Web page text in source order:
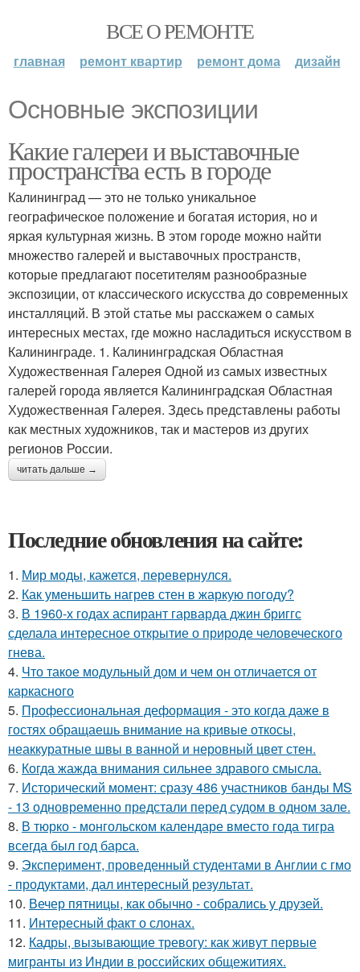
ВСЕ О РЕМОНТЕ
главная ремонт квартир ремонт дома дизайн
Основные экспозиции
Какие галереи и выставочные
пространства есть в городе
Калининград — это не только уникальное
географическое положение и богатая история, но и
яркая культурная жизнь. В этом городе можно найти
множество галерей и выставочных пространств,
которые предлагают посетителям разнообразные
экспозиции, от классического искусства до современных
инсталляций. В этой статье мы расскажем о самых
интересных местах, где можно насладиться искусством в
Калининграде. 1. Калининградская Областная
Художественная Галерея Одной из самых известных
галерей города является Калининградская Областная
Художественная Галерея. Здесь представлены работы
как местных художников, так и мастеров из других
регионов России.
читать дальше →
Последние обновления на сайте:
1. Мир моды, кажется, перевернулся.
2. Как уменьшить нагрев стен в жаркую погоду?
3. В 1960-х годах аспирант гарварда джин бриггс
сделала интересное открытие о природе человеческого
гнева.
4. Что такое модульный дом и чем он отличается от
каркасного
5. Профессиональная деформация - это когда даже в
гостях обращаешь внимание на кривые откосы,
неаккуратные швы в ванной и неровный цвет стен.
6. Когда жажда внимания сильнее здравого смысла.
7. Исторический момент: сразу 486 участников банды MS
- 13 одновременно предстали перед судом в одном зале.
8. В тюрко - монгольском календаре вместо года тигра
всегда был год барса.
9. Эксперимент, проведенный студентами в Англии с гмо
- продуктами, дал интересный результат.
10. Вечер пятницы, как обычно - собрались у друзей.
11. Интересный факт о слонах.
12. Кадры, вызывающие тревогу: как живут первые
мигранты из Индии в российских общежитиях.